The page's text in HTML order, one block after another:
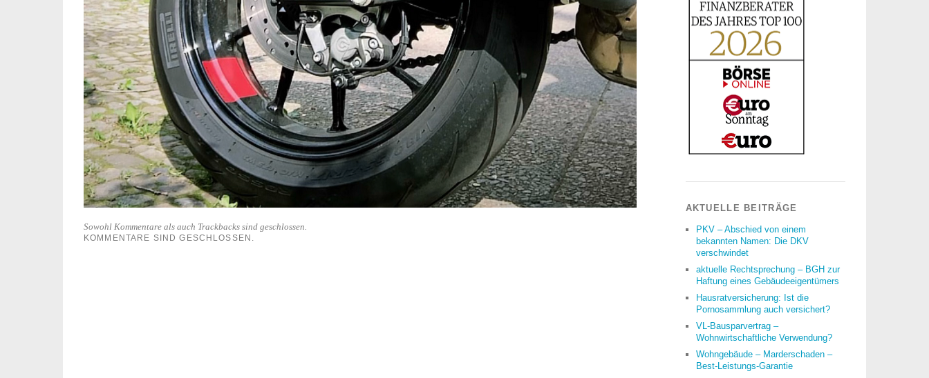
Sowohl Kommentare als auch Trackbacks sind geschlossen.
KOMMENTARE SIND GESCHLOSSEN.
AKTUELLE BEITRÄGE
PKV – Abschied von einem
bekannten Namen: Die DKV
verschwindet
aktuelle Rechtsprechung – BGH zur
Haftung eines Gebäudeeigentümers
Hausratversicherung: Ist die
Pornosammlung auch versichert?
VL-Bausparvertrag –
Wohnwirtschaftliche Verwendung?
Wohngebäude – Marderschaden –
Best-Leistungs-Garantie